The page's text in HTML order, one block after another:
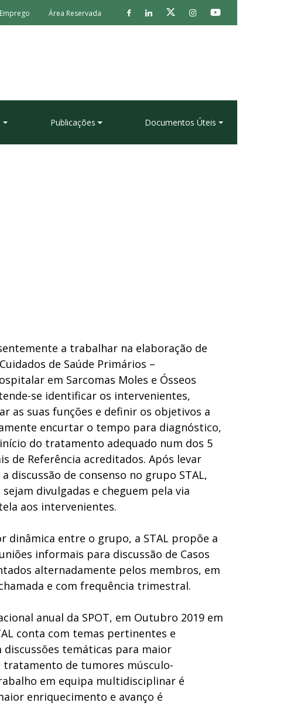
Emprego Área Reservada
Publicações Documentos Úteis
a trabalhar na elaboração de
de Saúde Primários –
em Sarcomas Moles e Ósseos
se identificar os intervenientes,
as suas funções e definir os objetivos a
encurtar o tempo para diagnóstico,
do tratamento adequado num dos 5
de Referência acreditados. Após levar
discussão de consenso no grupo STAL,
divulgadas e cheguem pela via
aos intervenientes.
dinâmica entre o grupo, a STAL propõe a
informais para discussão de Casos
alternadamente pelos membros, em
e com frequência trimestral.
anual da SPOT, em Outubro 2019 em
conta com temas pertinentes e
discussões temáticas para maior
tratamento de tumores músculo-
em equipa multidisciplinar é
enriquecimento e avanço é